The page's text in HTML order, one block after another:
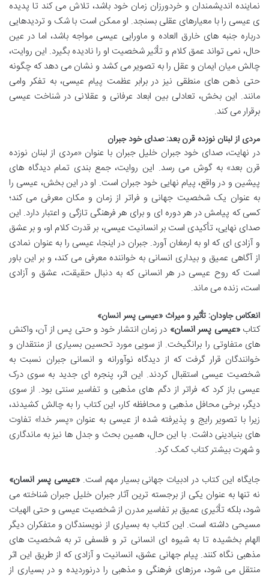
نماینده اندیشمندان و خردورزان زمان خود باشد، تلاش می کند تا پدیده
ی عیسی را با معیارهای عقلی بسنجد. او ممکن است با شک و تردیدهایی
درباره جنبه های خارق العاده و ماورایی عیسی مواجه باشد، اما در عین
حال، نمی تواند عمق کلام و تأثیر شخصیت او را نادیده بگیرد. این روایت،
چالش میان ایمان و عقل را به تصویر می کشد و نشان می دهد که چگونه
حتی ذهن های منطقی نیز در برابر عظمت پیام عیسی، به تفکر وامی
مانند. این بخش، تعادلی بین ابعاد عرفانی و عقلانی در شناخت عیسی
برقرار می کند.
مردی از لبنان نوزده قرن بعد: صدای خود جبران
در نهایت، صدای خود جبران خلیل جبران با عنوان «مردی از لبنان نوزده
قرن بعد» به گوش می رسد. این روایت، جمع بندی تمام دیدگاه های
پیشین و در واقع، پیام نهایی خود جبران است. او در این بخش، عیسی را
به عنوان یک شخصیت جهانی و فراتر از زمان و مکان معرفی می کند؛
کسی که پیامش در هر دوره ای و برای هر فرهنگی تازگی و اعتبار دارد. این
صدای نهایی، تأکیدی است بر انسانیت عیسی، بر قدرت کلام او، و بر عشق
و آزادی ای که او به ارمغان آورد. جبران در اینجا، عیسی را به عنوان نمادی
از آگاهی عمیق و بیداری انسانی به خواننده معرفی می کند، و بر این باور
است که روح عیسی در هر انسانی که به دنبال حقیقت، عشق و آزادی
است، زنده می ماند.
انعکاس جاودان: تأثیر و میراث «عیسی پسر انسان»
کتاب«عیسی پسر انسان» در زمان انتشار خود و حتی پس از آن، واکنش
های متفاوتی را برانگیخت. از سویی مورد تحسین بسیاری از منتقدان و
خوانندگان قرار گرفت که از دیدگاه نوآورانه و انسانی جبران نسبت به
شخصیت عیسی استقبال کردند. این اثر، پنجره ای جدید به سوی درک
عیسی باز کرد که فراتر از دگم های مذهبی و تفاسیر سنتی بود. از سوی
دیگر، برخی محافل مذهبی و محافظه کار، این کتاب را به چالش کشیدند،
زیرا با تصویر رایج و پذیرفته شده از عیسی به عنوان «پسر خدا» تفاوت
های بنیادینی داشت. با این حال، همین بحث و جدل ها نیز به ماندگاری
و شهرت بیشتر کتاب کمک کرد.
جایگاه این کتاب در ادبیات جهانی بسیار مهم است.«عیسی پسر انسان»
نه تنها به عنوان یکی از برجسته ترین آثار جبران خلیل جبران شناخته می
شود، بلکه تأثیری عمیق بر تفاسیر مدرن از شخصیت عیسی و حتی الهیات
مسیحی داشته است. این کتاب به بسیاری از نویسندگان و متفکران دیگر
الهام بخشیده تا به شیوه ای انسانی تر و فلسفی تر به شخصیت های
مذهبی نگاه کنند. پیام جهانی عشق، انسانیت و آزادی که از طریق این اثر
منتقل می شود، مرزهای فرهنگی و مذهبی را درنوردیده و در بسیاری از